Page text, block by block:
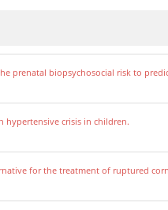
prenatal biopsychosocial risk to
hypertensive crisis in children.
for the treatment of ruptured